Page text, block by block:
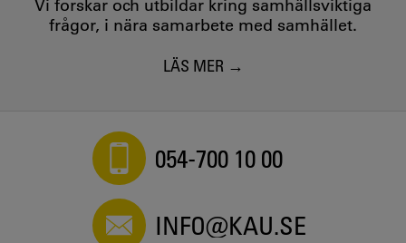
Vi forskar och utbildar kring samhällsviktiga
frågor, i nära samarbete med samhället.
LÄS MER
054-700 10 00
INFO@KAU.SE